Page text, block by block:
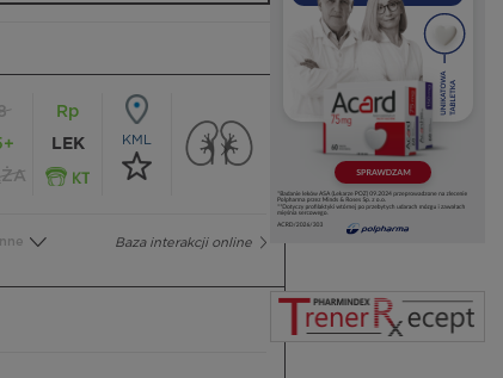
Rp
LEK
KML
Baza interakcji online
Inne